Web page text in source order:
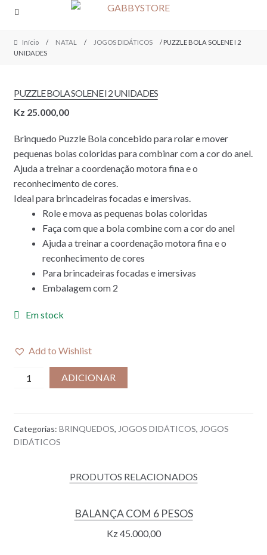
Skip
navigation
Skip
content
Início / NATAL / JOGOS DIDÁTICOS
/ PUZZLE BOLA SOLENE I 2
UNIDADES
PUZZLE BOLA SOLENE I 2 UNIDADES
Kz 25.000,00
Brinquedo Puzzle Bola concebido para rolar e mover
pequenas bolas coloridas para combinar com a cor do anel.
Ajuda a treinar a coordenação motora fina e o
reconhecimento de cores.
Ideal para brincadeiras focadas e imersivas.
Role e mova as pequenas bolas coloridas
Faça com que a bola combine com a cor do anel
Ajuda a treinar a coordenação motora fina e o
reconhecimento de cores
Para brincadeiras focadas e imersivas
Embalagem com 2
Em stock
Add to Wishlist
Quantidade
SOLENE
I
ADICIONAR
Categorias: BRINQUEDOS, JOGOS DIDÁTICOS, JOGOS
DIDÁTICOS
PRODUTOS RELACIONADOS
BALANÇA COM 6 PESOS
Kz45.000,00